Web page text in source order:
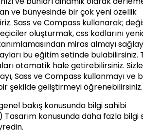
04:48
Ana içeriği eklemek
02:06
SASS Özellikleri
Sass’ı modularize etmek
02:53
Değişkenler ile renk paletleri
04:12
Compass reset ve (İmport)
ve bünyesinde bir çok yeni özellik
Sass ve Compass kullanarak;
oluşturmak, css kodlarını
miras almayı
bu eğitim setinde bulabilirsiniz.
otomatik hale getirebilirsiniz.
Sass ve Compass kullanmayı ve
şekilde geliştirmeyi öğrenebilirsiniz.
bakış konusunda bilgi sahibi
Tasarımkonusunda daha fazla bilgi